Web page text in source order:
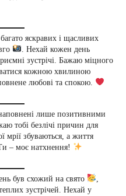
яскравих і щасливих
. Нехай кожен день
зустрічі. Бажаю міцного
кожною хвилиною
любові та спокою.
лише позитивними
тобі безлічі причин для
мрії збуваються, а життя
– моє натхнення!
був схожий на свято
,
зустрічей. Нехай у